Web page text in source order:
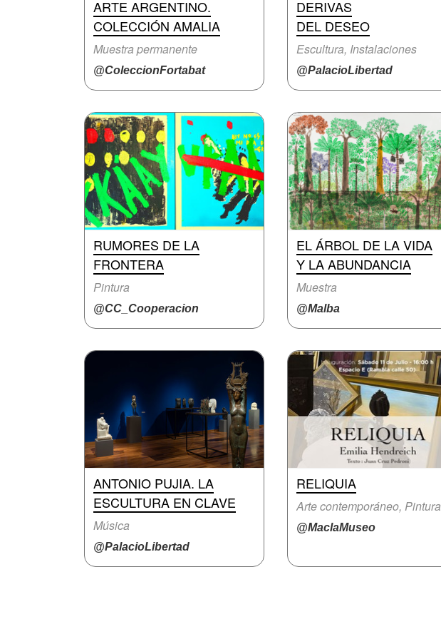
ARTE ARGENTINO.
COLECCIÓN AMALIA
Muestra permanente
@ColeccionFortabat
DERIVAS
DEL DESEO
Escultura, Instalaciones
@PalacioLibertad
RUMORES DE LA
FRONTERA
Pintura
@CC_Cooperacion
EL ÁRBOL DE LA VIDA
Y LA ABUNDANCIA
Muestra
@Malba
ANTONIO PUJIA. LA
ESCULTURA EN CLAVE
Música
@PalacioLibertad
RELIQUIA
Arte contemporáneo, Pintura
@MaclaMuseo